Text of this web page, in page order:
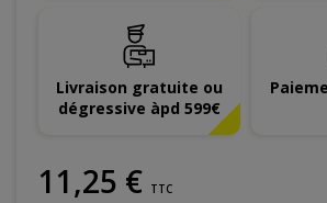
Livraison gratuite ou
dégressive àpd 599€
11,25 € TTC